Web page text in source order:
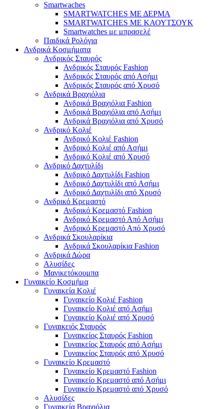
Smartwaches
SMARTWATCHES ΜΕ ΔΕΡΜΑ
SMARTWATCHES ΜΕ ΚΑΟΥΤΣΟΥΚ
Smartwatches με μπρασελέ
Παιδικά Ρολόγια
Ανδρικά Κοσμήματα
Ανδρικός Σταυρός
Ανδρικός Σταυρός Fashion
Ανδρικός Σταυρός από Ασήμι
Ανδρικός Σταυρός από Χρυσό
Ανδρικά Βραχιόλια
Ανδρικά Βραχιόλια Fashion
Ανδρικά Βραχιόλια από Ασήμι
Ανδρικά Βραχιόλια από Χρυσό
Ανδρικό Κολιέ
Ανδρικό Κολιέ Fashion
Ανδρικό Κολιέ από Ασήμι
Ανδρικό Κολιέ από Χρυσό
Ανδρικό Δαχτυλίδι
Ανδρικό Δαχτυλίδι Fashion
Ανδρικό Δαχτυλίδι από Ασήμι
Ανδρικό Δαχτυλίδι από Χρυσό
Ανδρικό Κρεμαστό
Ανδρικό Κρεμαστό Fashion
Ανδρικό Κρεμαστό Από Ασήμι
Ανδρικό Κρεμαστό Από Χρυσό
Ανδρικά Σκουλαρίκια
Ανδρικά Σκουλαρίκια Fashion
Ανδρικά Δώρα
Αλυσίδες
Μανικετόκουμπα
Γυναικείο Κοσμήμα
Γυναικεία Κολιέ
Γυναικείο Κολιέ Fashion
Γυναικείο Κολιέ από Ασήμι
Γυναικείο Κολιέ από Χρυσό
Γυναικειός Σταυρός
Γυναικείος Σταυρός Fashion
Γυναικείος Σταυρός από Ασήμι
Γυναικείος Σταυρός από Χρυσό
Γυναικείο Κρεμαστό
Γυναικείο Κρεμαστό Fashion
Γυναικείο Κρεμαστό από Ασήμι
Γυναικείο Κρεμαστό από Χρυσό
Αλυσίδες
Γυναικεία Βραχιόλια